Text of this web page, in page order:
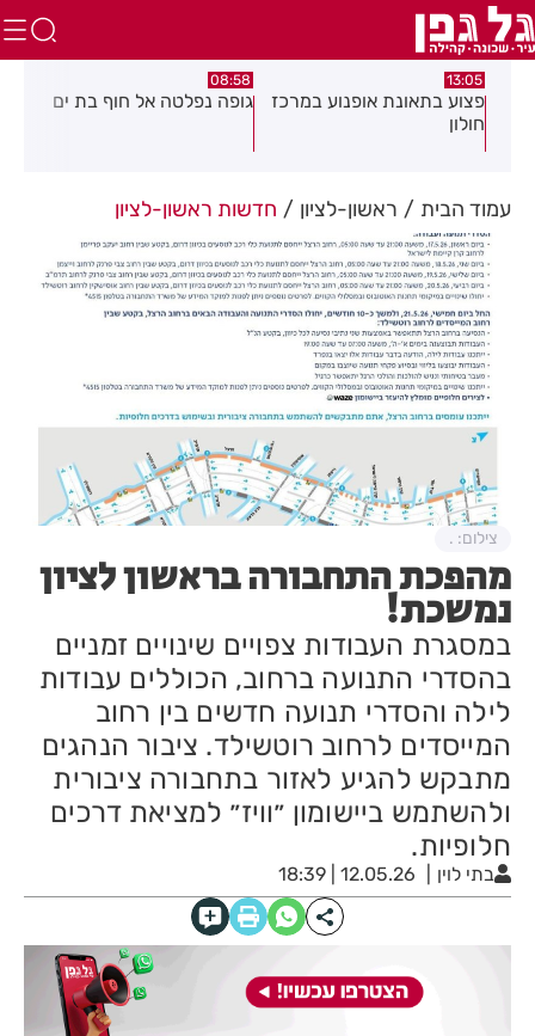
13:05
פצוע בתאונת אופנוע במרכז
חולון
08:58
גופה נפלטה אל חוף בת ים
עמוד הבית ראשון-לציון חדשות ראשון-לציון
מהפכת התחבורה בראשון לציון
נמשכת!
במסגרת העבודות צפויים שינויים זמניים
בהסדרי התנועה ברחוב, הכוללים עבודות
לילה והסדרי תנועה חדשים בין רחוב
המייסדים לרחוב רוטשילד. ציבור הנהגים
מתבקש להגיע לאזור בתחבורה ציבורית
ולהשתמש ביישומון ״וויז״ למציאת דרכים
חלופיות.
בתי לוין 12.05.26 | 18:39
צילום: .